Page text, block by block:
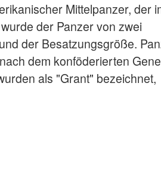
Mittelpanzer, der
der Panzer von zwei
der Besatzungsgröße.
dem konföderierten
als "Grant" bezeichnet,